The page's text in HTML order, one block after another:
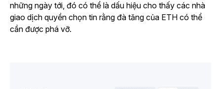
những ngày tới, đó có thể là dấu hiệu cho thấy các nhà
giao dịch quyền chọn tin rằng đà tăng của ETH có thể
cần được phá vỡ.